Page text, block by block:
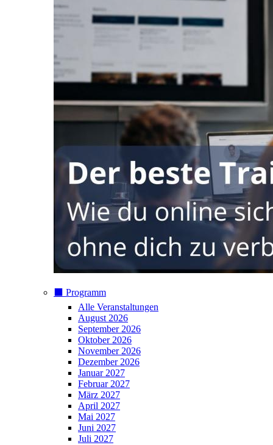
⬛️ Programm
Alle Veranstaltungen
August 2026
September 2026
Oktober 2026
November 2026
Dezember 2026
Januar 2027
Februar 2027
März 2027
April 2027
Mai 2027
Juni 2027
Juli 2027